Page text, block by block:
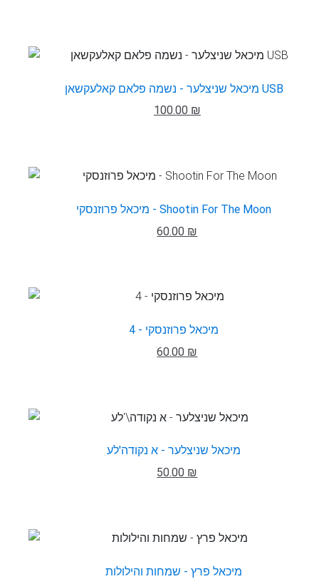
מיכאל שניצלער - נשמה פלאם קאלעקשאן USB
100.00 ₪
מיכאל פרוזנסקי - Shootin For The Moon
60.00 ₪
מיכאל פרוזנסקי - 4
60.00 ₪
מיכאל שניצלער - א נקודה'לע
50.00 ₪
מיכאל פרץ - שמחות והילולות